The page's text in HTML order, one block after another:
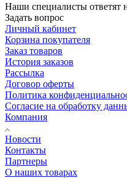
Наши специалисты
Задать вопрос
Личный кабинет
Корзина покупателя
Заказ товаров
История заказов
Рассылка
Договор оферты
Политика
Согласие на обработку
Компания
Новости
Контакты
Партнеры
О наших товарах